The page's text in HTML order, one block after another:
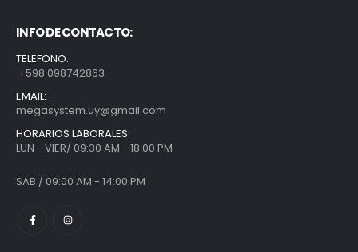
INFO DE CONTACTO:
TELEFONO:
+598 098742863
EMAIL:
megasystem.uy@gmail.com
HORARIOS LABORALES:
LUN - VIER/ 09:30 AM - 18:00 PM
SAB / 09:00 AM - 14:00 PM